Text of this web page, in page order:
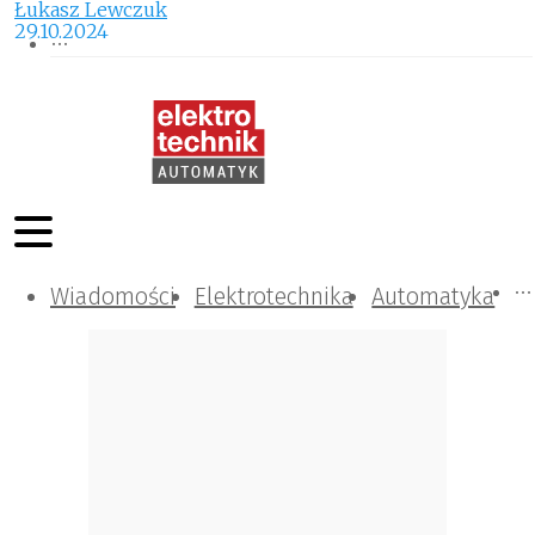
Wiadomości Elektrotechnika Automatyka
Komunikacja i IT
Kontrola
Tematy specjalne
Łukasz Lewczuk
29.10.2024